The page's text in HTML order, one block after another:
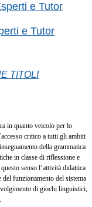
e Tutor
e Tutor
TITOLI
in quanto veicolo per lo
critico a tutti gli ambiti
della grammatica
in classe di riflessione e
senso l’attività didattica
del funzionamento del sistema
di giochi linguistici,